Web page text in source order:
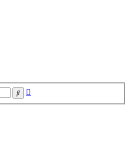
Suche